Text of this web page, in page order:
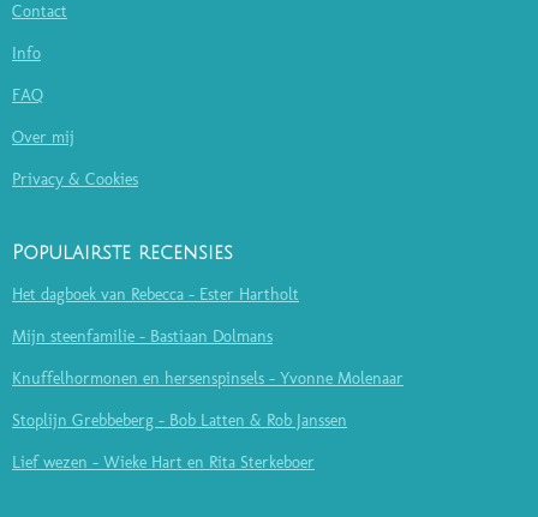
Contact
Info
FAQ
Over mij
Privacy & Cookies
Populairste recensies
Het dagboek van Rebecca - Ester Hartholt
Mijn steenfamilie - Bastiaan Dolmans
Knuffelhormonen en hersenspinsels - Yvonne Molenaar
Stoplijn Grebbeberg - Bob Latten & Rob Janssen
Lief wezen - Wieke Hart en Rita Sterkeboer